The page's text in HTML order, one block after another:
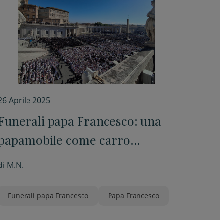
Aprile 2025
papa Francesco: una
come carro
funebre
M.N.
Funerali papa Francesco Papa Francesco